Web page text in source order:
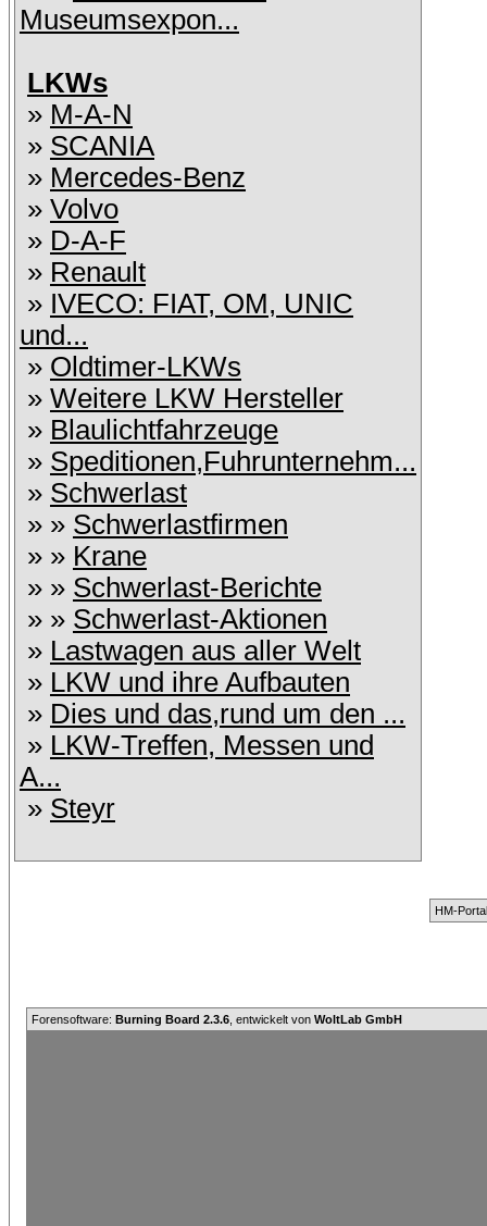
Museumsexpon...
LKWs
» M-A-N
» SCANIA
» Mercedes-Benz
» Volvo
» D-A-F
» Renault
» IVECO: FIAT, OM, UNIC
und...
» Oldtimer-LKWs
» Weitere LKW Hersteller
» Blaulichtfahrzeuge
» Speditionen,Fuhrunternehm...
» Schwerlast
» » Schwerlastfirmen
» » Krane
» » Schwerlast-Berichte
» » Schwerlast-Aktionen
» Lastwagen aus aller Welt
» LKW und ihre Aufbauten
» Dies und das,rund um den ...
» LKW-Treffen, Messen und
A...
» Steyr
HM-
Forensoftware: Burning Board 2.3.6 , entwickelt von WoltLab GmbH